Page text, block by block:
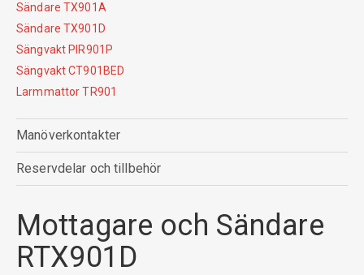
Sändare TX901A
Sändare TX901D
Sängvakt PIR901P
Sängvakt CT901BED
Larmmattor TR901
Manöverkontakter
Reservdelar och tillbehör
Mottagare och Sändare
RTX901D